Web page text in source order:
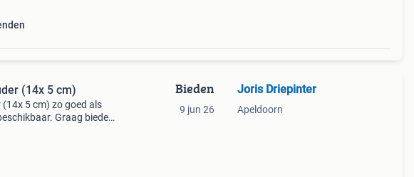
(14x 5 cm)
5 cm) zo goed als
Graag bieden
Bieden
9 jun 26
Joris Driepinter
Apeldoorn